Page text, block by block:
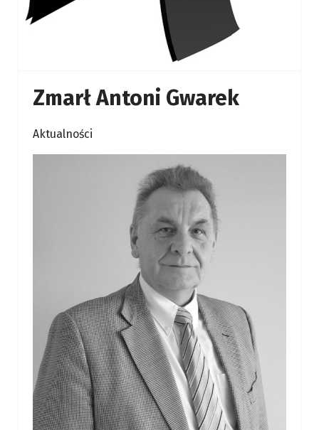
Zmarł Antoni Gwarek
Aktualności